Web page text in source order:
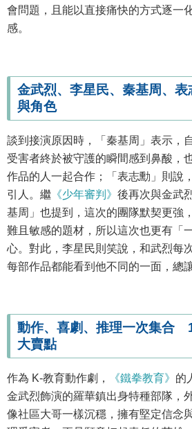
會問題，且能以直接痛快的方式逐一
感。
金武烈、李星民、秦基周、表
與角色
談到接演原因時，「秦基周」表示，
受害者終於被守護的瞬間感到鼻酸，
作品的人一起合作；「表志勳」則說
引人。繼 《少年審判》 後再次與金武
基周」也提到，這次的團隊默契更強
難且敏感的題材，所以這次也更有「
心。對此，李星民則笑說，和武烈每
每部作品都能看到他不同的一面，總
動作、喜劇、推理一次集合
大賣點
作為 K-教育動作劇， 《鐵拳教育》 的
金武烈飾演的羅華鎮出身特種部隊，
像社區大哥一樣沉穩，擁有堅定信念